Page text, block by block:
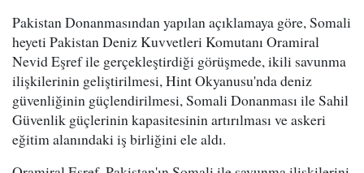
Pakistan Donanmasından yapılan açıklamaya göre, Somali
heyeti Pakistan Deniz Kuvvetleri Komutanı Oramiral
Nevid Eşref ile gerçekleştirdiği görüşmede, ikili savunma
ilişkilerinin geliştirilmesi, Hint Okyanusu'nda deniz
güvenliğinin güçlendirilmesi, Somali Donanması ile Sahil
Güvenlik güçlerinin kapasitesinin artırılması ve askeri
eğitim alanındaki iş birliğini ele aldı.